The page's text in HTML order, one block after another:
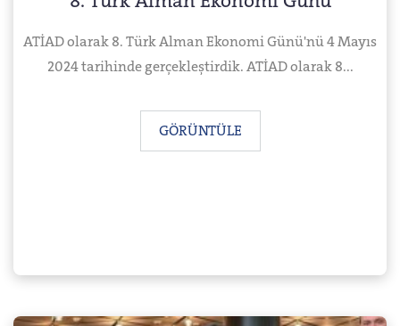
ATİAD olarak 8. Türk Alman Ekonomi Günü'nü 4 Mayıs
2024 tarihinde gerçekleştirdik. ATİAD olarak 8...
GÖRÜNTÜLE